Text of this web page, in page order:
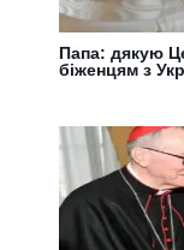
Папа: дякую
біженцям з